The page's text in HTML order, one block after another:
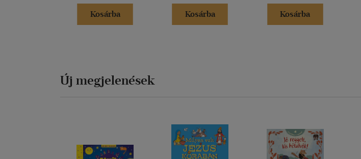
Kosárba
Kosárba
Kosárba
Új megjelenések